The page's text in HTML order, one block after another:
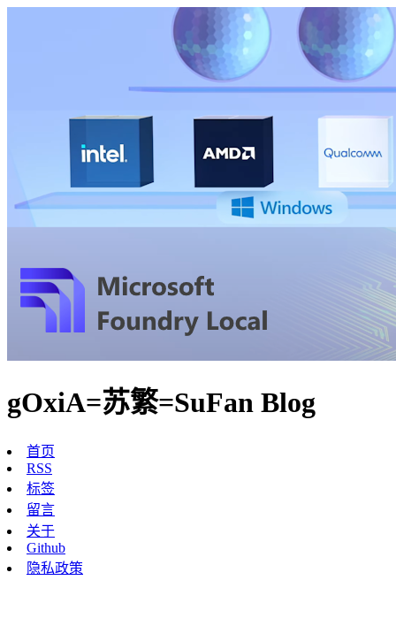
gOxiA=苏繁=SuFan Blog
首页
RSS
标签
留言
关于
Github
隐私政策